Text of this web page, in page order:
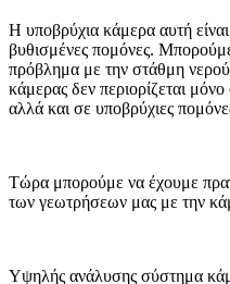
Η υποβρύχια κάμερα αυτή
βυθισμένες πομόνες.
πρόβλημα με την στάθμη
κάμερας δεν περιορίζεται
αλλά και σε υποβρύχιες
Τώρα μπορούμε να έχουμε
των γεωτρήσεων μας με την
Υψηλής ανάλυσης σύστημα